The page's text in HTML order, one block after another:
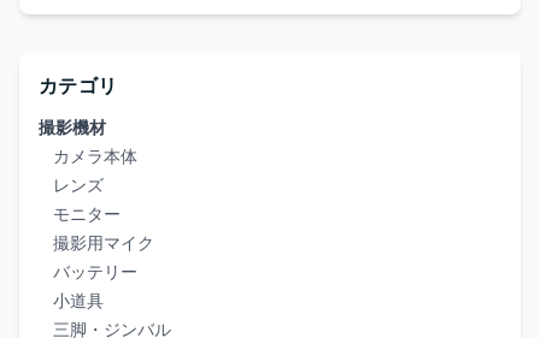
カテゴリ
撮影機材
カメラ本体
レンズ
モニター
撮影用マイク
バッテリー
小道具
三脚・ジンバル